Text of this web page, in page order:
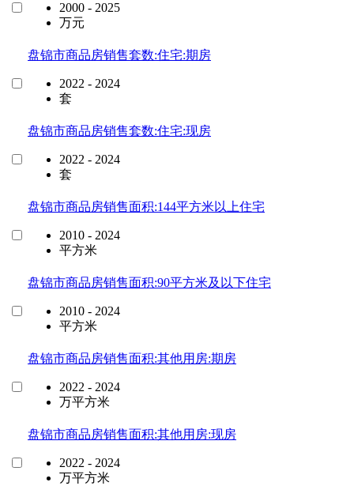
2000 - 2025
万元
盘锦市商品房销售套数:住宅:期房
2022 - 2024
套
盘锦市商品房销售套数:住宅:现房
2022 - 2024
套
盘锦市商品房销售面积:144平方米以上住宅
2010 - 2024
平方米
盘锦市商品房销售面积:90平方米及以下住宅
2010 - 2024
平方米
盘锦市商品房销售面积:其他用房:期房
2022 - 2024
万平方米
盘锦市商品房销售面积:其他用房:现房
2022 - 2024
万平方米